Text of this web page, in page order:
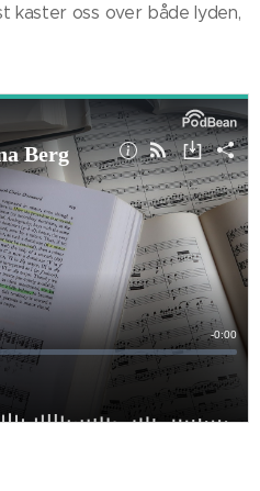
kaster oss over både lyden,